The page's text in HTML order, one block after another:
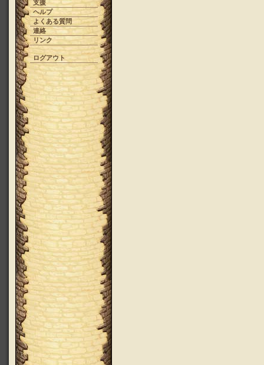
支援
ヘルプ
よくある質問
連絡
リンク
ログアウト